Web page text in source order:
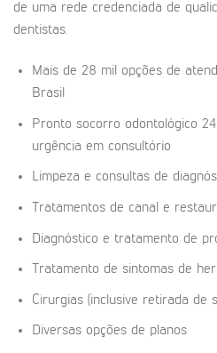
de uma rede credenciada de
dentistas.
Mais de 28 mil opções de
Brasil
Pronto socorro odontológico
urgência em consultório
Limpeza e consultas de
Tratamentos de canal e
Diagnóstico e tratamento de
Tratamento de sintomas de
Cirurgias (inclusive retirada de
Diversas opções de planos